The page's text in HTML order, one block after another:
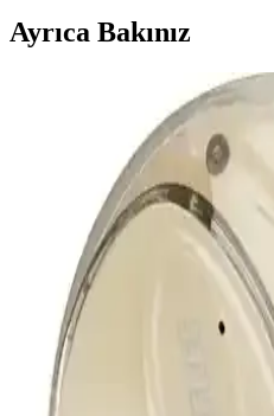
Ayrıca Bakınız
Teknomoda P2961
Gelişmiş Özellikler ve
Teknomoda P2961, ergonomik
aktif gürültü önleme özellikleriyle
Uzun pil ömrü ve şık
Beats Solo Buds Mat
Kulaklık Özellikleri ve
Beats Solo Buds, yüksek ses
dayanıklılığıyla öne çıkan
5.3 ve ANC özellikleriyle